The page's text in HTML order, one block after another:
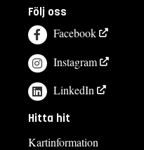
Följ oss
Facebook
Instagram
LinkedIn
Hitta hit
Kartinformation